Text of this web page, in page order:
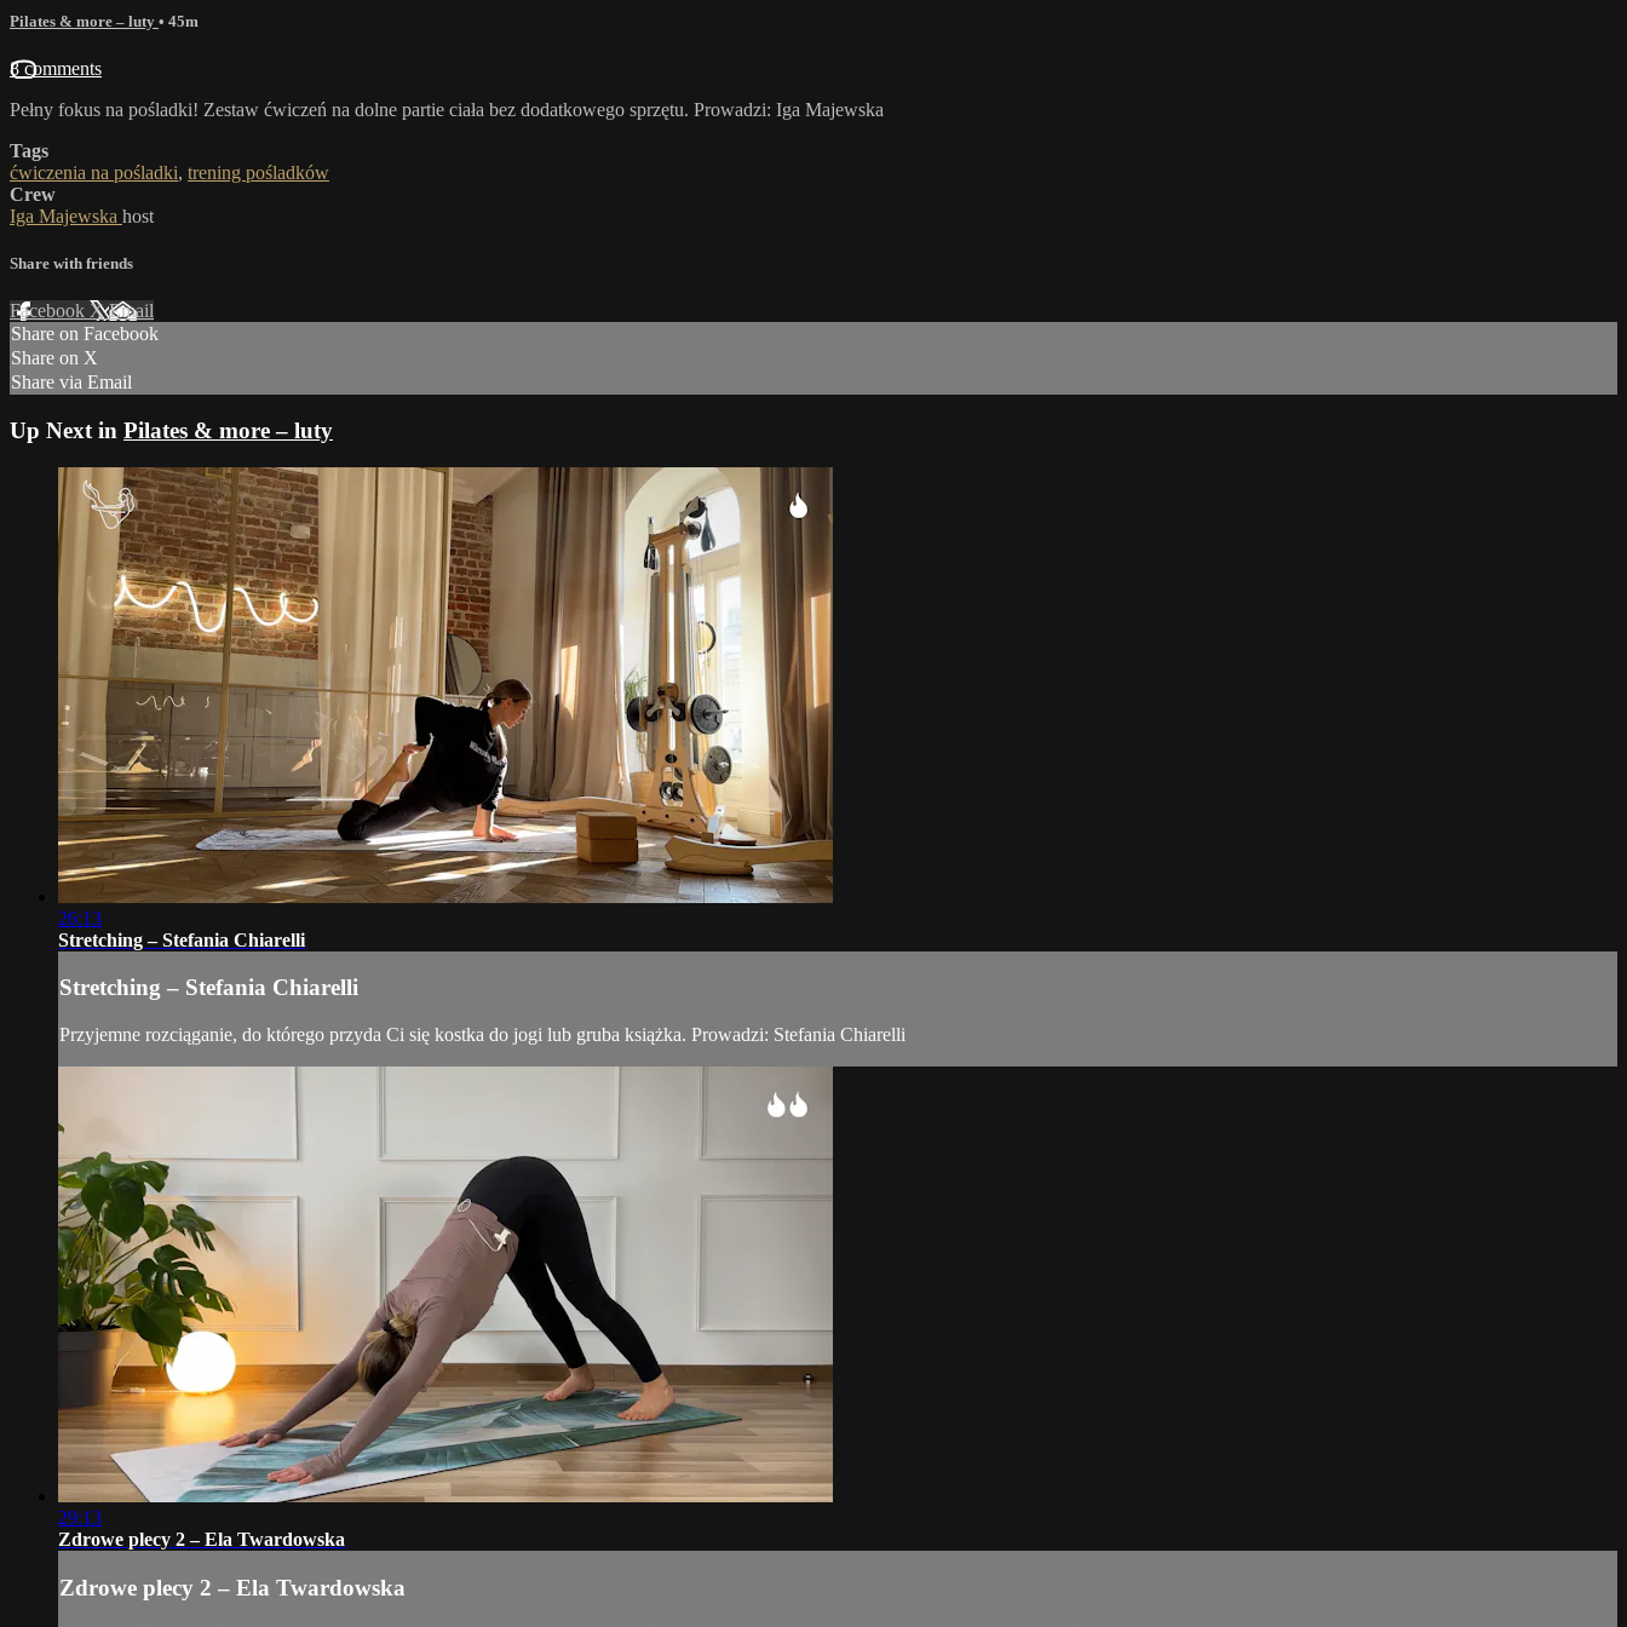
Pilates & more – luty • 45m
8 comments
Pełny fokus na pośladki! Zestaw ćwiczeń na dolne partie ciała bez dodatkowego sprzętu. Prowadzi: Iga Majewska
Tags
ćwiczenia na pośladki, trening pośladków
Crew
Iga Majewska host
Share with friends
Facebook XEmail
Share on Facebook
Share on X
Share via Email
Up Next in Pilates & more – luty
26:13
Stretching – Stefania Chiarelli
Stretching – Stefania Chiarelli
Przyjemne rozciąganie, do którego przyda Ci się kostka do jogi lub gruba książka. Prowadzi: Stefania Chiarelli
29:13
Zdrowe plecy 2 – Ela Twardowska
Zdrowe plecy 2 – Ela Twardowska